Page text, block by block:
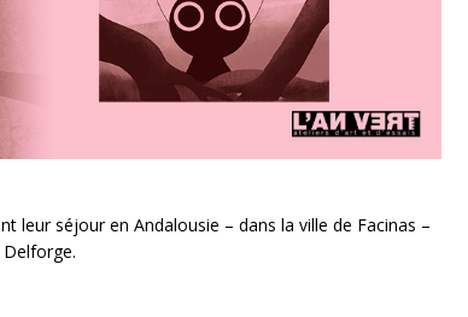
leur séjour en Andalousie – dans la ville de Facinas –